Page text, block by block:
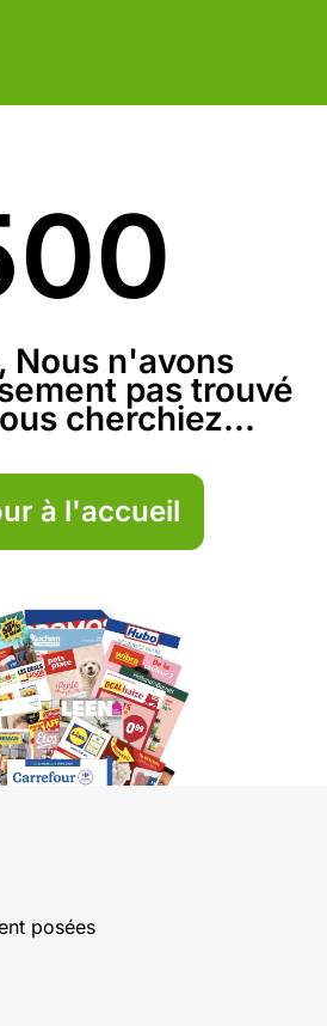
500
Nous n'avons
pas trouvé
cherchiez...
à l'accueil
posées